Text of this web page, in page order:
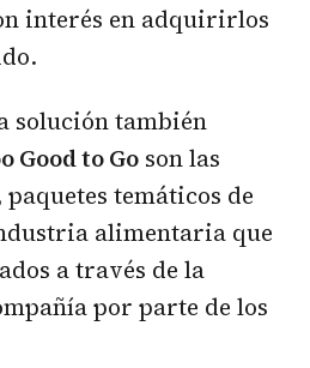
interés en adquirirlos
solución también
Good to Go son las
paquetes temáticos de
alimentaria que
a través de la
por parte de los